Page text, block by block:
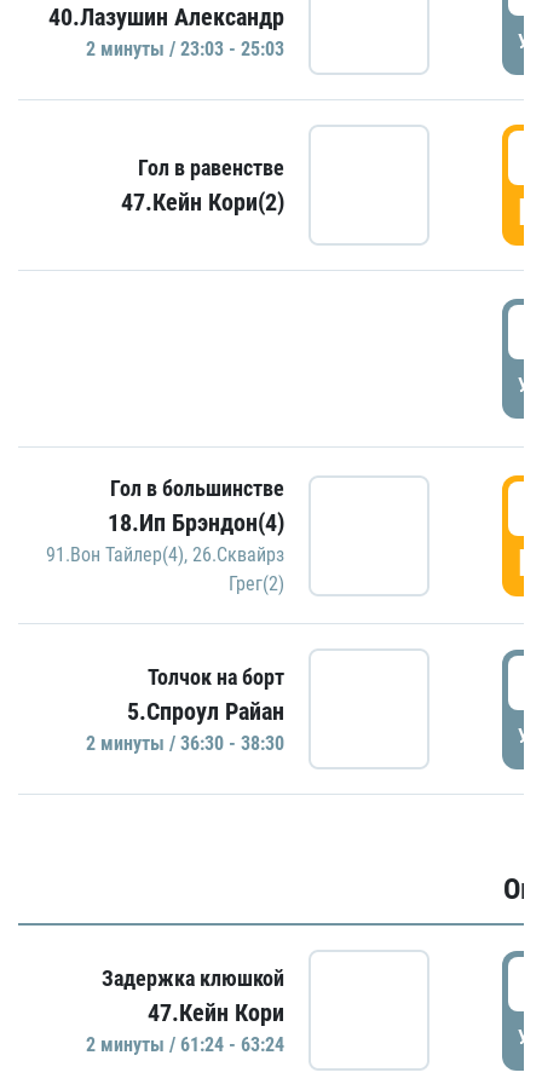
40.Лазушин Александр
2 минуты / 23:03 - 25:03
Гол в равенстве
47.Кейн Кори(2)
Гол в большинстве
18.Ип Брэндон(4)
91.Вон Тайлер(4), 26.Сквайрз
Грег(2)
Толчок на борт
5.Спроул Райан
2 минуты / 36:30 - 38:30
Задержка клюшкой
47.Кейн Кори
2 минуты / 61:24 - 63:24